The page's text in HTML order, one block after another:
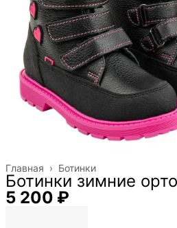
Ботинки
Главная ›
Ботинки зимние
5 200 ₽